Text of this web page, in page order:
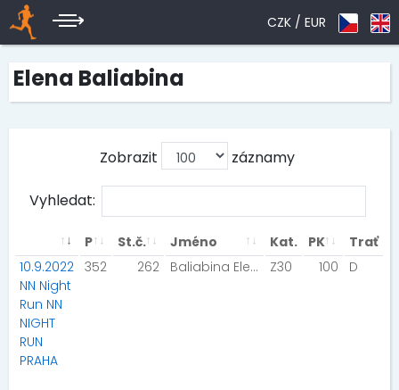
CZK / EUR
Elena Baliabina
Zobrazit záznamy
Vyhledat:
P St.č. Jméno Kat. PK
Trať
10.9.2022
NN Night
Run NN
NIGHT
RUN
PRAHA
352 262 Baliabina Elena Z30 100 D